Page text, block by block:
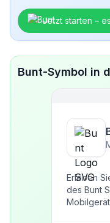
Jetzt starten –
Bunt-Symbol in
Erleben
des Bunt
Mobilgerät